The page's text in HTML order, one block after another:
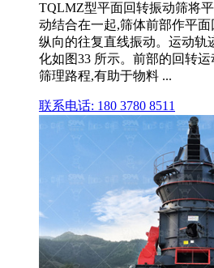
TQLMZ型平面回转振动筛将
动结合在一起,筛体前部作平
纵向的往复直线振动。运动轨
化如图33 所示。前部的回转
筛理路程,有助于物料 ...
联系电话: 180 3780 8511